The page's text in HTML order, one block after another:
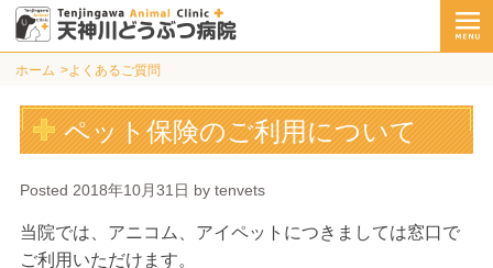
ホーム よくあるご質問
ペット保険のご利用について
Posted 2018年10月31日 by tenvets
当院では、アニコム、アイペットにつきましては窓口で
ご利用いただけます。